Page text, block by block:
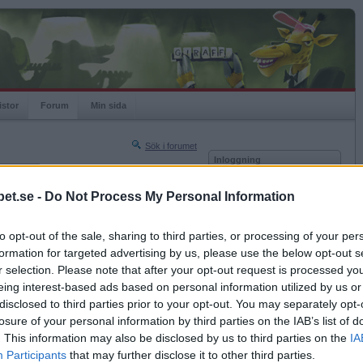
- Do Not Process My Personal Information
opt-out of the sale, sharing to third parties, or processing of your
for targeted advertising by us, please use the below opt-out
selection. Please note that after your opt-out request is processed
interest-based ads based on personal information utilized by us
to third parties prior to your opt-out. You may separately
of your personal information by third parties on the IAB’s list of
This information may also be disclosed by us to third parties on the
Participants that may further disclose it to other third parties.
Forum Min sida
Sök i forumet
Nästa sida »
2011-12-05 00:04
Inloggning
Kom ihåg mig
Glömt ditt lösenord?
Få ny aktiveringslänk
Betapet är gratis!